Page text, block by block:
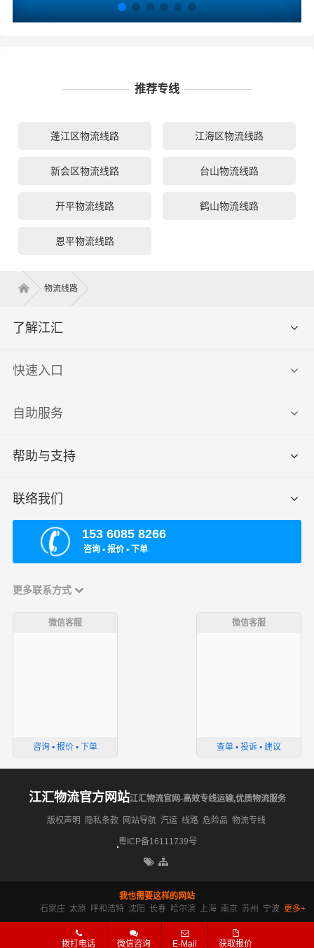
推荐专线
蓬江区物流线路 江海区物流线路
新会区物流线路 台山物流线路
开平物流线路 鹤山物流线路
恩平物流线路
物流线路
拨打电话 微信咨询 E-Mail 获取报价
了解江汇
快速入口
自助服务
帮助与支持
联络我们
153 6085 8266
咨询 ▪ 报价 ▪ 下单
更多联系方式
微信客服
咨询 ▪ 报价 ▪ 下单
微信客服
查单 ▪ 投诉 ▪ 建议
江汇物流官方网站江汇物流官网-高效专线运输,优质物流服务
版权声明 隐私条款 网站导航 汽运 线路 危险品 物流专线
粤ICP备16111739号
我也需要这样的网站
石家庄 太原 呼和浩特 沈阳 长春 哈尔滨 上海 南京 苏州 宁波 更多+